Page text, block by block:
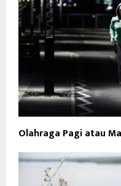
Olahraga Pagi atau